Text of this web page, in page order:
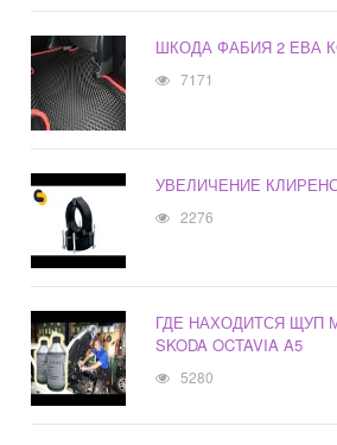
ШКОДА ФАБИЯ 2 ЕВА
7171
УВЕЛИЧЕНИЕ
2276
ГДЕ НАХОДИТСЯ ЩУП
SKODA OCTAVIA A5
5280